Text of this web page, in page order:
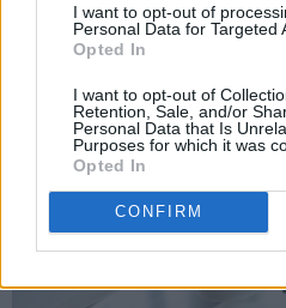
I want to opt-out of
Personal Data for Targeted
Opted In
I want to opt-out of
Retention, Sale, and/or
Personal Data that Is
Purposes for which it was
Opted In
CONFIRM
Til sjokoladekremen piskes
Pisk inn eggeplommene til en
inn kakao og vaniljesukkeret.